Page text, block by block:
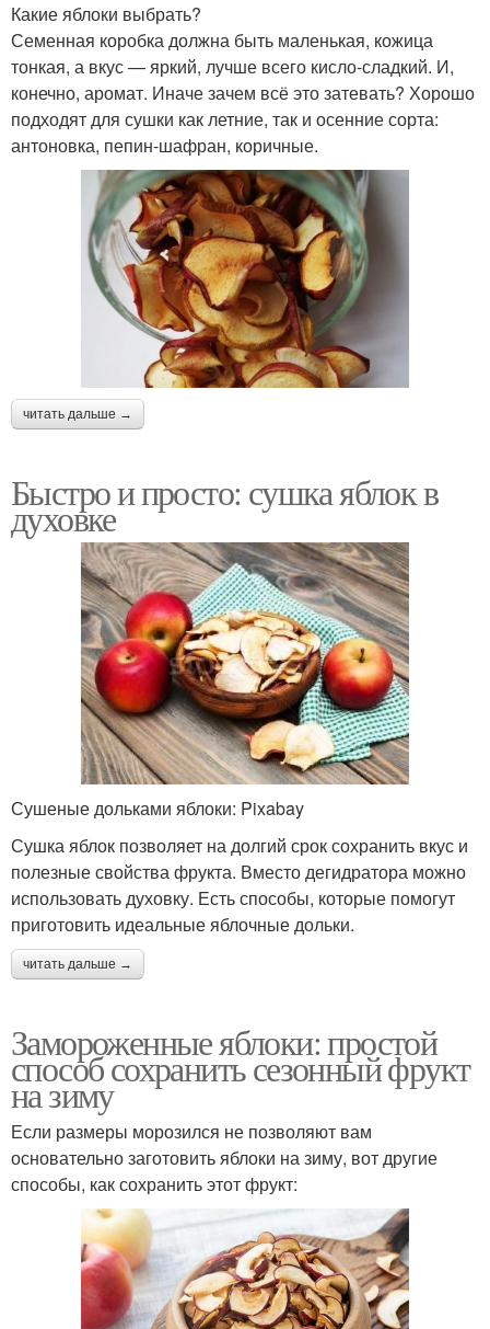
Какие яблоки выбрать?
Семенная коробка должна быть маленькая, кожица
тонкая, а вкус — яркий, лучше всего кисло-сладкий. И,
конечно, аромат. Иначе зачем всё это затевать? Хорошо
подходят для сушки как летние, так и осенние сорта:
антоновка, пепин-шафран, коричные.
читать дальше →
Быстро и просто: сушка яблок в
духовке
Сушеные дольками яблоки: Pixabay
Сушка яблок позволяет на долгий срок сохранить вкус и
полезные свойства фрукта. Вместо дегидратора можно
использовать духовку. Есть способы, которые помогут
приготовить идеальные яблочные дольки.
читать дальше →
Замороженные яблоки: простой
способ сохранить сезонный фрукт
на зиму
Если размеры морозился не позволяют вам
основательно заготовить яблоки на зиму, вот другие
способы, как сохранить этот фрукт: